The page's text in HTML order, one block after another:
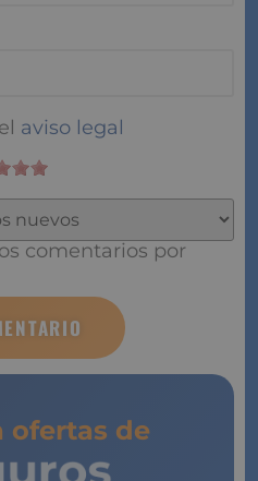
aviso legal
comentarios por
ofertas de